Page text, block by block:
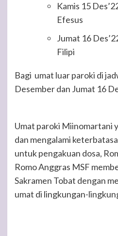
Kamis 15
Efesus
Jumat 16
Filipi
Bagi umat luar paroki di
Desember dan Jumat 16
Umat paroki Miinomartani
dan mengalami
untuk pengakuan dosa,
Romo Anggras MSF
Sakramen Tobat dengan
umat di lingkungan-